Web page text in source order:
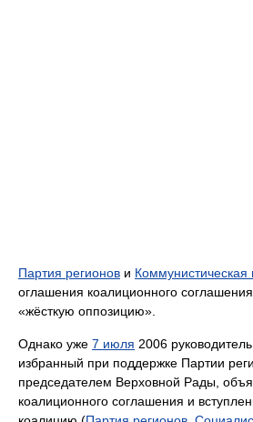
Партия регионов и Коммунистическая
оглашения коалиционного
«жёсткую оппозицию».
Однако уже 7 июля 2006
избранный при поддержке Партии
председателем Верховной Рады,
коалиционного соглашения и